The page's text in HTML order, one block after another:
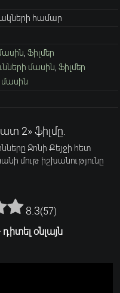
համար
Ֆիլմեր
մասին Ֆիլմեր
մասին
2» ֆիլմը.
Ջոնի Քեյջի հետ
մութ իշխանությունը
8.3(57)
օնլայն